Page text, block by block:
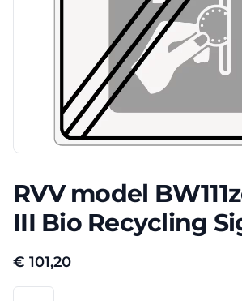
RVV model
III Bio Recycling
€ 101,20